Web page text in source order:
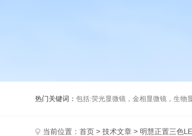
热门关键词： 包括:荧光显微镜，金相显微镜，生物
当前位置： 首页 > 技术文章 > 明慧正置三色